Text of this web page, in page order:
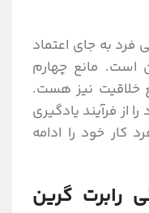
فرد به جای اعتماد
است. مانع چهارم
خلاقیت نیز هست.
از فرآیند یادگیری
خود را ادامه
رابرت گرین